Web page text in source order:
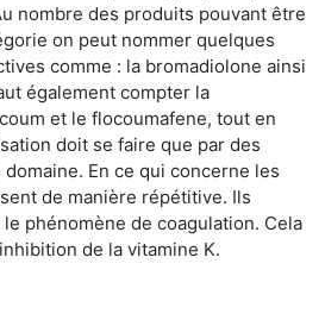
nombre des produits pouvant être
on peut nommer quelques
comme : la bromadiolone ainsi
également compter la
et le flocoumafene, tout en
doit se faire que par des
En ce qui concerne les
de manière répétitive. Ils
phénomène de coagulation. Cela
de la vitamine K.